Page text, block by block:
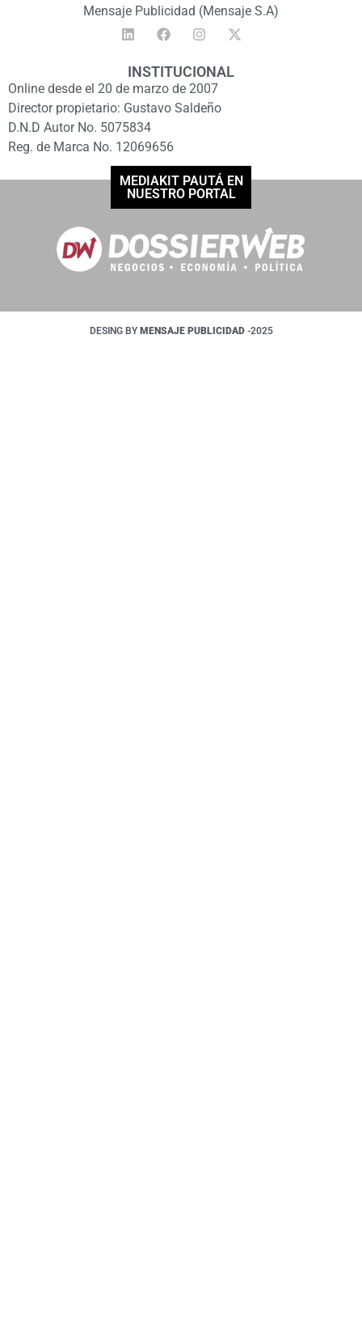
Mensaje Publicidad (Mensaje S.A)
INSTITUCIONAL
Online desde el 20 de marzo de 2007
Director propietario: Gustavo Saldeño
D.N.D Autor No. 5075834
Reg. de Marca No. 12069656
MEDIAKIT PAUTÁ EN
NUESTRO PORTAL
DESING BY MENSAJE PUBLICIDAD -2025